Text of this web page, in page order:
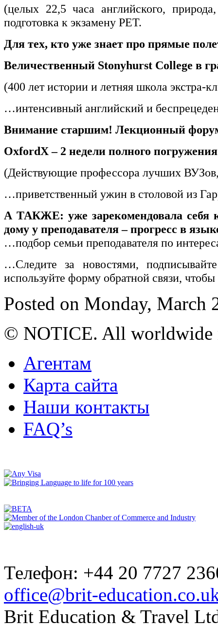
(целых 22,5 часа английского,
подготовка к экзамену PET.
Для тех, кто уже знает про прямые
Величественный Stonyhurst College в
(400 лет истории и летняя школа экстра-
…интенсивный английский и
Внимание старшим! Лекционный
OxfordX – 2 недели полного
(Действующие профессора лучших ВУЗов,
…приветственный ужин в столовой из
А ТАКЖЕ: уже зарекомендовала себя
дому у преподавателя – прогресс в
…подбор семьи преподавателя по
…Следите за новостями,
используйте форму обратной связи, чтобы
Posted on Monday, March
© NOTICE. All worldwide
Агентам
Карта сайта
Наши контакты
FAQ’s
Телефон: +44 20 7727
office@brit-
Brit Education & Travel